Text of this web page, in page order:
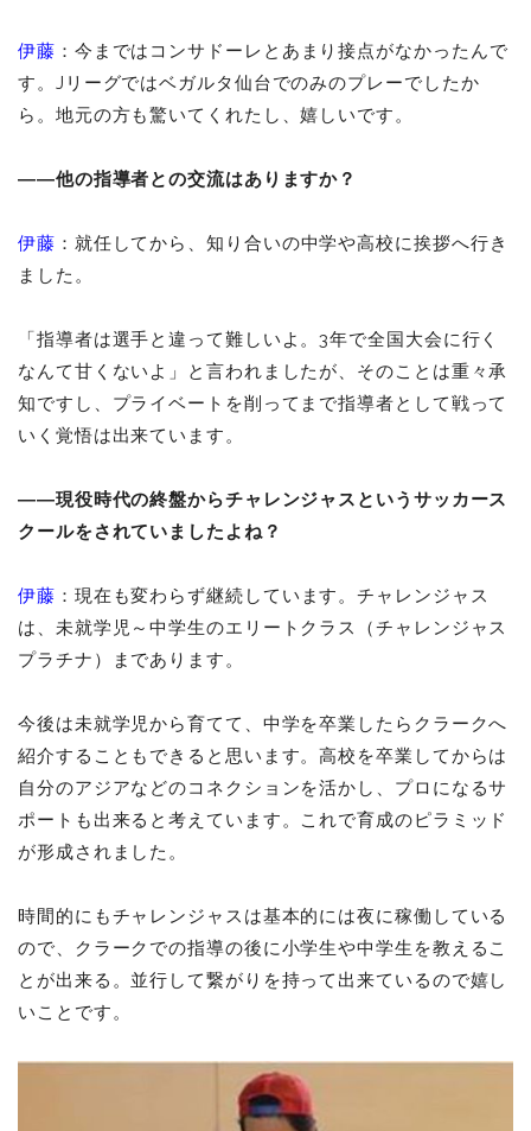
伊藤 ：今まではコンサドーレとあまり接点がなかったんで
す。Jリーグではベガルタ仙台でのみのプレーでしたか
ら。地元の方も驚いてくれたし、嬉しいです。
――他の指導者との交流はありますか？
伊藤 ：就任してから、知り合いの中学や高校に挨拶へ行き
ました。
「指導者は選手と違って難しいよ。3年で全国大会に行く
なんて甘くないよ」と言われましたが、そのことは重々承
知ですし、プライベートを削ってまで指導者として戦って
いく覚悟は出来ています。
――現役時代の終盤からチャレンジャスというサッカース
クールをされていましたよね？
伊藤 ：現在も変わらず継続しています。チャレンジャス
は、未就学児～中学生のエリートクラス（チャレンジャス
プラチナ）まであります。
今後は未就学児から育てて、中学を卒業したらクラークへ
紹介することもできると思います。高校を卒業してからは
自分のアジアなどのコネクションを活かし、プロになるサ
ポートも出来ると考えています。これで育成のピラミッド
が形成されました。
時間的にもチャレンジャスは基本的には夜に稼働している
ので、クラークでの指導の後に小学生や中学生を教えるこ
とが出来る。並行して繋がりを持って出来ているので嬉し
いことです。